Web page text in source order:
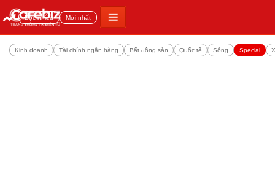
Đọc nhiều Mới nhất
Kinh doanh Tài chính ngân hàng Bất động sản Quốc tế Sống Special